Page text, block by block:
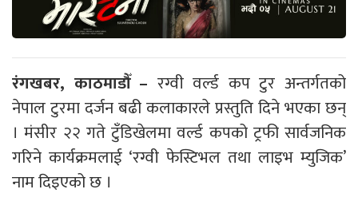
रंगखबर, काठमाडौँ – रग्वी वर्ल्ड कप टुर अन्तर्गतको
नेपाल टुरमा दर्जन बढी कलाकारले प्रस्तुति दिने भएका छन्
। मंसीर २२ गते टुँडिखेलमा वर्ल्ड कपको ट्रफी सार्वजनिक
गरिने कार्यक्रमलाई ‘रग्वी फेस्टिभल तथा लाइभ म्युजिक’
नाम दिइएको छ ।